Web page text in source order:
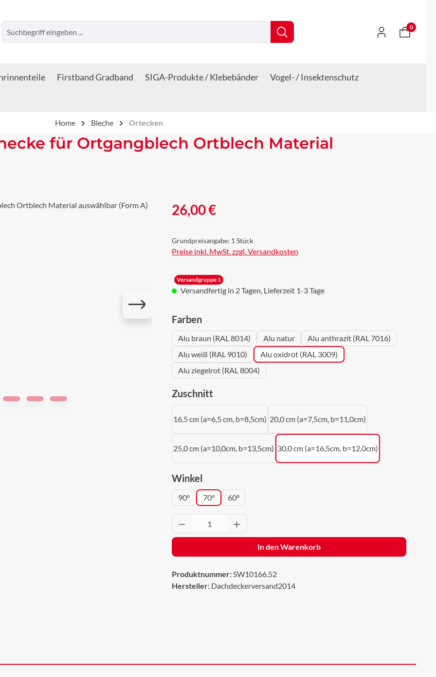
0
Firstband Gradband SIGA-Produkte / Klebebänder
Vogel- / Insektenschutz
Home Bleche Ortecken
für Ortgangblech Ortblech Material
Regulärer Preis:
26,00 €
Grundpreisangabe: 1 Stück
Preise inkl. MwSt. zzgl. Versandkosten
Versandgruppe 1
Versandfertig in 2 Tagen, Lieferzeit 1-3 Tage
Farbenauswählen
Alu braun (RAL 8014) Alu natur
Alu anthrazit (RAL 7016)
Alu weiß (RAL 9010)
Alu oxidrot (RAL 3009)
Alu ziegelrot (RAL 8004)
Zuschnittauswählen
16,5 cm (a=6,5 cm, b=8,5cm) 20,0 cm (a=7,5cm, b=11,0cm)
25,0 cm (a=10,0cm, b=13,5cm) 30,0 cm (a=16,5cm, b=12,0cm)
Winkelauswählen
90° 70° 60°
Produkt Anzahl: Gib den gewünschten Wert ein
In den Warenkorb
Produktnummer:SW10166.52
Hersteller: Dachdeckerversand2014